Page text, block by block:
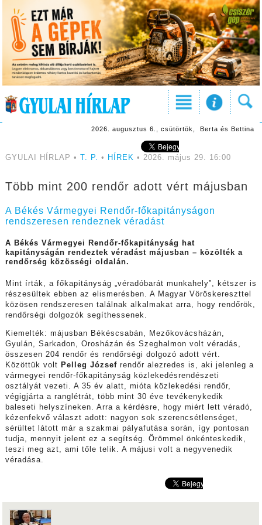
2026. augusztus 6., csütörtök, Berta és Bettina
GYULAI HÍRLAP • T. P. • HÍREK • 2026. május 29. 16:00
Több mint 200 rendőr adott vért májusban
A Békés Vármegyei Rendőr-főkapitányságon
rendszeresen rendeznek véradást
A Békés Vármegyei Rendőr-főkapitányság hat
kapitányságán rendeztek véradást májusban – közölték a
rendőrség közösségi oldalán.
Mint írták, a főkapitányság „véradóbarát munkahely”, kétszer is
részesültek ebben az elismerésben. A Magyar Vöröskereszttel
közösen rendszeresen találnak alkalmakat arra, hogy rendőrök,
rendőrségi dolgozók segíthessenek.
Kiemelték: májusban Békéscsabán, Mezőkovácsházán,
Gyulán, Sarkadon, Orosházán és Szeghalmon volt véradás,
összesen 204 rendőr és rendőrségi dolgozó adott vért.
Közöttük volt Pelleg Józsefrendőr alezredes is, aki jelenleg a
vármegyei rendőr-főkapitányság közlekedésrendészeti
osztályát vezeti. A 35 év alatt, mióta közlekedési rendőr,
végigjárta a ranglétrát, több mint 30 éve tevékenykedik
baleseti helyszíneken. Arra a kérdésre, hogy miért lett véradó,
kézenfekvő választ adott: nagyon sok szerencsétlenséget,
sérültet látott már a szakmai pályafutása során, így pontosan
tudja, mennyit jelent ez a segítség. Örömmel önkénteskedik,
teszi meg azt, ami tőle telik. A májusi volt a negyvenedik
véradása.